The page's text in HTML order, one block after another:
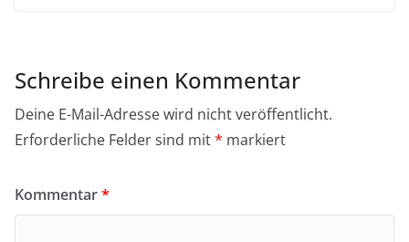
Schreibe einen Kommentar
Deine E-Mail-Adresse wird nicht veröffentlicht.
Erforderliche Felder sind mit* markiert
Kommentar*